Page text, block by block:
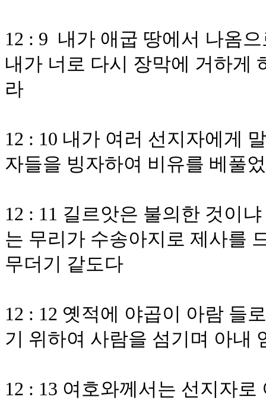
12 : 9 내가 애굽 땅에서 나옴
내가 너로 다시 장막에 거하게
라
12 : 10 내가 여러 선지자에게
자들을 빙자하여 비유를 베풀
12 : 11 길르앗은 불의한 것이
는 무리가 수송아지로 제사를
무더기 같도다
12 : 12 옛적에 야곱이 아람 들
기 위하여 사람을 섬기며 아내
12 : 13 여호와께서는 선지자